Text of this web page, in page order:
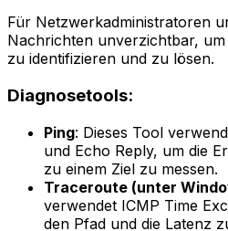
Für Netzwerkadministratoren
Nachrichten unverzichtbar,
zu identifizieren und zu lösen.
Diagnosetools:
Ping: Dieses Tool
und Echo Reply, um die
zu einem Ziel zu messen.
Traceroute (unter
verwendet ICMP Time
den Pfad und die Latenz